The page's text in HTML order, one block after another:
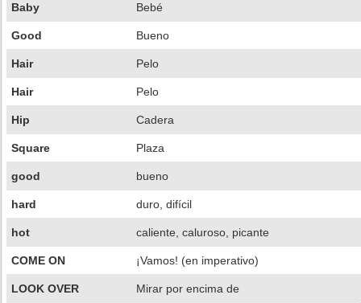
Baby Bebé
Good Bueno
Hair Pelo
Hair Pelo
Hip Cadera
Square Plaza
good bueno
hard duro, difícil
hot caliente, caluroso, picante
COME ON ¡Vamos! (en imperativo)
LOOK OVER Mirar por encima de